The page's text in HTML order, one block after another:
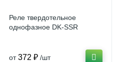
Реле твердотельное
однофазное DK-SSR
от 372 ₽ /шт